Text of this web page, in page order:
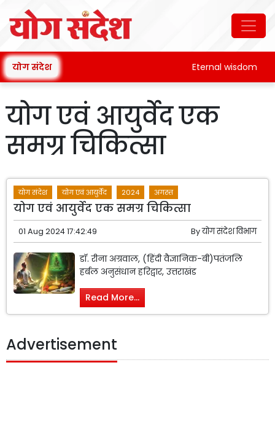
योग संदेश Eternal wisdom
योग एवं आयुर्वेद एक
समग्र चिकित्सा
योग संदेश योग एवं आयुर्वेद 2024 अगस्त
योग एवं आयुर्वेद एक समग्र चिकित्सा
01 Aug 2024 17:42:49 Byयोग संदेश विभाग
डॉ. रीना अग्रवाल, (हिंदी वैज्ञानिक-बी)पतंजलि
हर्बल अनुसंधान हरिद्वार, उत्तराखंड
Read More...
Advertisement